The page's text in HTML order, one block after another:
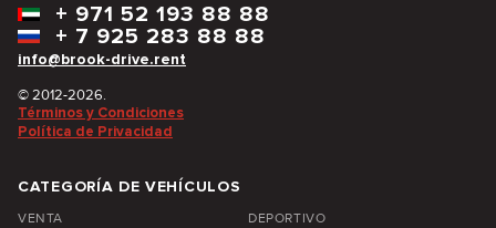
info@brook-drive.rent
+ 7 925 283 88 88
+ 971 52 193 88 88
© 2012-2026.
Términos y Condiciones
Política de Privacidad
CATEGORÍA DE VEHÍCULOS
VENTA
DEPORTIVO